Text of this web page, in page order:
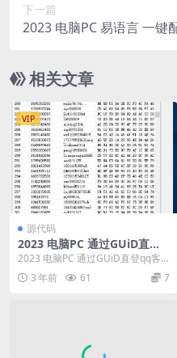
下一篇
2023 电脑PC 易语言 一键
相关文章
VIP
源代码
2023 电脑PC 通过GUiD直登q
q客户端
2023 电脑PC 通过GUiD直登qq客
户端
3 年前 61 7